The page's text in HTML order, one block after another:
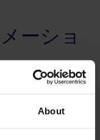
About
ーショ
RMS Alerts &
ーション）